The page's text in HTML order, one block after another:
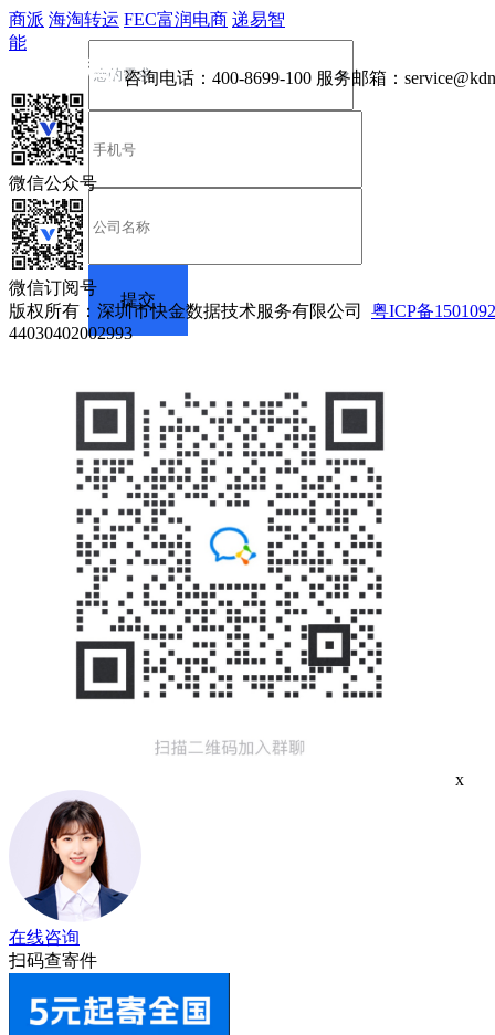
商派 海淘转运 FEC富润电商 递易智
能
咨询电话： 400-8699-100 服务邮箱：
微信公众号
微信订阅号
版权所有：深圳市快金数据技术服务有限公司 粤ICP备
44030402002993
x
在线咨询
扫码查寄件